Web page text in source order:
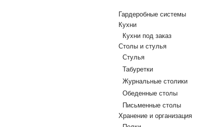
Гардеробные системы
Кухни
Кухни под заказ
Столы и стулья
Стулья
Табуретки
Журнальные столики
Обеденные столы
Письменные столы
Хранение и организация